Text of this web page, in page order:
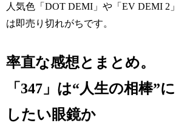
人気色「DOT DEMI」や「EV DEMI 2」
は即売り切れがちです。
率直な感想とまとめ。
「347」は“人生の相棒”に
したい眼鏡か